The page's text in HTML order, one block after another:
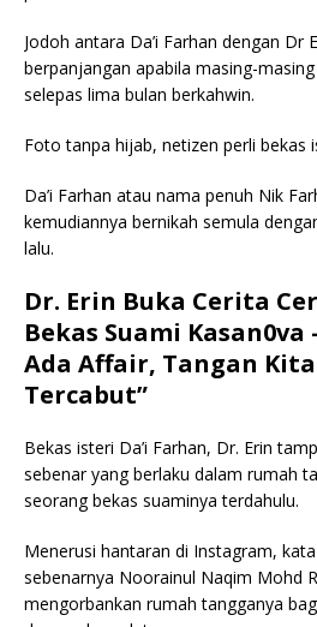
Jodoh antara Da’i Farhan dengan Dr
berpanjangan apabila masing-
selepas lima bulan berkahwin.
Foto tanpa hijab, netizen perli bekas
Da’i Farhan atau nama penuh Nik
kemudiannya bernikah semula
lalu.
Dr. Erin Buka Cerita
Bekas Suami Kasan0va
Ada Affair, Tangan
Tercabut”
Bekas isteri Da’i Farhan, Dr. Erin
sebenar yang berlaku dalam rumah
seorang bekas suaminya terdahulu.
Menerusi hantaran di Instagram,
sebenarnya Noorainul Naqim Mohd
mengorbankan rumah tangganya